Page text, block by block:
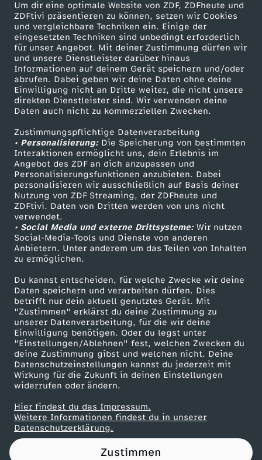
Um dir eine optimale Website von ZDF, ZDFheute und
ZDFtivi präsentieren zu können, setzen wir Cookies
und vergleichbare Techniken ein. Einige der
eingesetzten Techniken sind unbedingt erforderlich
für unser Angebot. Mit deiner Zustimmung dürfen wir
und unsere Dienstleister darüber hinaus
Informationen auf deinem Gerät speichern und/oder
abrufen. Dabei geben wir deine Daten ohne deine
Einwilligung nicht an Dritte weiter, die nicht unsere
direkten Dienstleister sind. Wir verwenden deine
Daten auch nicht zu kommerziellen Zwecken.
Zustimmungspflichtige Datenverarbeitung
• Personalisierung:Die Speicherung von bestimmten
Interaktionen ermöglicht uns, dein Erlebnis im
Angebot des ZDF an dich anzupassen und
Personalisierungsfunktionen anzubieten. Dabei
personalisieren wir ausschließlich auf Basis deiner
Nutzung von ZDF Streaming, der ZDFheute und
ZDFtivi. Daten von Dritten werden von uns nicht
verwendet.
• Social Media und externe Drittsysteme:Wir nutzen
Social-Media-Tools und Dienste von anderen
Anbietern. Unter anderem um das Teilen von Inhalten
zu ermöglichen.
Du kannst entscheiden, für welche Zwecke wir deine
Daten speichern und verarbeiten dürfen. Dies
betrifft nur dein aktuell genutztes Gerät. Mit
"Zustimmen" erklärst du deine Zustimmung zu
unserer Datenverarbeitung, für die wir deine
Einwilligung benötigen. Oder du legst unter
"Einstellungen/Ablehnen" fest, welchen Zwecken du
deine Zustimmung gibst und welchen nicht. Deine
Datenschutzeinstellungen kannst du jederzeit mit
Wirkung für die Zukunft in deinen Einstellungen
widerrufen oder ändern.
Hier findest du das Impressum.
Weitere Informationen findest du in unserer
Datenschutzerklärung.
Zustimmen
n
d
l
u
n
g
e
n
z
w
i
s
c
h
e
n
Mehr ZDF
ZDF-Apps
Smart TV
ZDFtext
Livestreams
Sendungen A-Z
TV-Programm
Service
ZDFmitreden
Kontakt zum ZDF
Tickets
Zuschauerservice
Hilfe
ZDF Unternehmen
Karriere
ZDF goes Schule
Werbefernsehen
Mainzelmännchen
Partner